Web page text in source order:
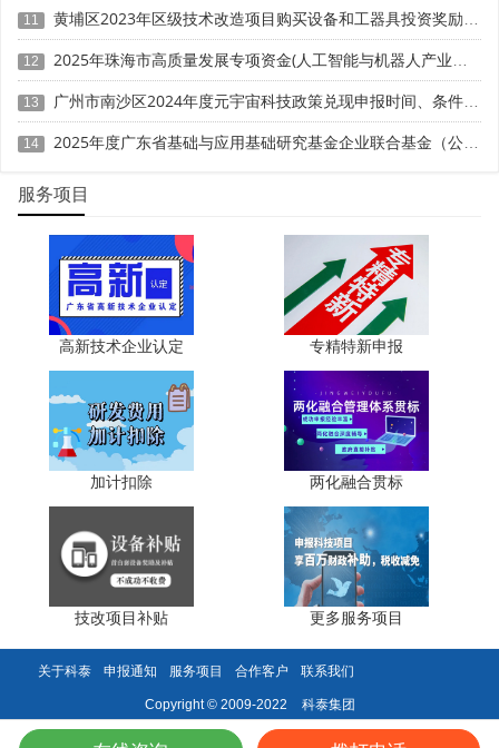
同步规划专利/软著申报;产学研合作时，在协议中明确成果
归属、使用权限及收益分配方式。
四、合规验收阶段：政策执行与验收准备风险
1.核心风险点
- 政策执行偏差：未按要求提交年度经营报告、研发成
果备案，或政府补助资金未专款专用。
- 验收材料不足：验收前未整理完整材料(研发成果证
明、投入明细、运营报告)，数据前后矛盾、证明材料缺失。
2.规避方案
- 合规管理：安排专人对接科技主管部门，及时接收政
策通知，严格按要求完成报告提交、资金备案;建立补助资金
使用台账，确保专款专用并留存凭证。
- 验收筹备：验收前3- 6个月启动材料准备，按“成果- 投
入- 运营”分类整理材料，核对数据一致性(如研发投入与财务
凭证匹配);模拟验收流程排查漏洞，必要时咨询专业机构协
助完善。
提供高新技术企业认定、名优高新技术产品
中心认定、省市企业技术中心认定、省市工业设计中心认
定、省市重点实验室认定、专精特新中小企业、专精特新“小
11 黄埔区2023年区级技术改造项目购买设备和工器具投资奖励 （第一批）申报时间、条件要求、资助标准
12 2025年珠海市高质量发展专项资金(人工智能与机器人产业发展用途)项目征集申报时间、条件要求、补助奖励
13 广州市南沙区2024年度元宇宙科技政策兑现申报时间、条件要求、补助奖励
14 2025年度广东省基础与应用基础研究基金企业联合基金（公共卫生与医药健康领域）项目申报时间、条件要求、资助奖励
服务项目
高新技术企业认定 专精特新申报
加计扣除 两化融合贯标
技改项目补贴 更多服务项目
关于科泰 申报通知 服务项目 合作客户 联系我们
Copyright © 2009-2022 科泰集团